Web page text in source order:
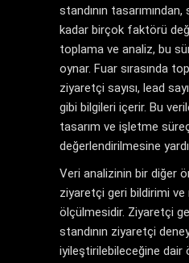
standının
kadar birçok faktörü
toplama ve analiz, bu
oynar. Fuar sırasında
ziyaretçi sayısı, lead
gibi bilgileri içerir. Bu
tasarım ve işletme
değerlendirilmesine
Veri analizinin bir diğer
ziyaretçi geri bildirimi
ölçülmesidir. Ziyaretçi
standının ziyaretçi
iyileştirilebileceğine dair